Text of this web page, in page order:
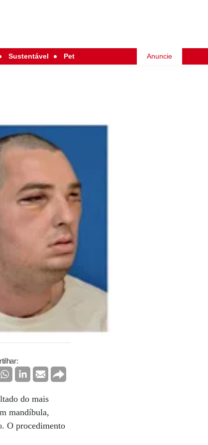
Sustentável Pet Anuncie
do mais
mandíbula,
O procedimento